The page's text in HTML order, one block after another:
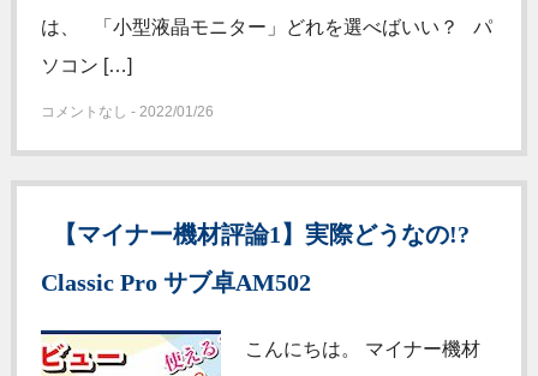
は、 「小型液晶モニター」どれを選べばいい？ パ
ソコン […]
コメントなし - 2022/01/26
【マイナー機材評論1】実際どうなの!?
Classic Pro サブ卓AM502
こんにちは。 マイナー機材